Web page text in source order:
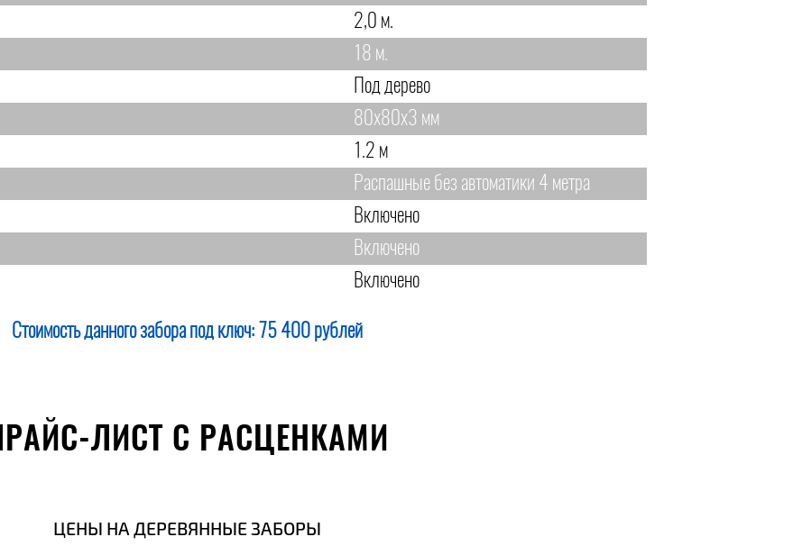
2,0 м.
18 м.
Под дерево
80х80х3 мм
1.2 м
Распашные без автоматики 4 метра
Включено
Включено
Включено
Стоимость данного забора под ключ: 75 400 рублей
ПРАЙС-ЛИСТ С РАСЦЕНКАМИ
ЦЕНЫ НА ДЕРЕВЯННЫЕ ЗАБОРЫ